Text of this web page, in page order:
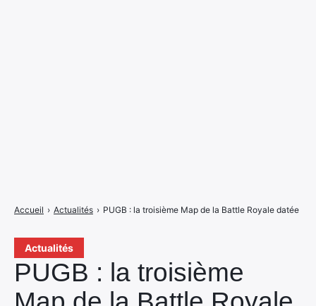
Actualités
PUGB : la troisième
Accueil › Actualités › PUGB : la troisième Map de la Battle Royale datée